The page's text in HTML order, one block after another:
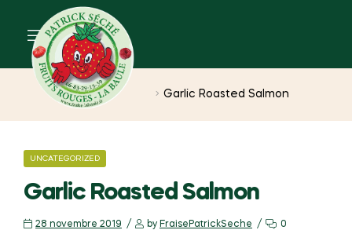
Home Uncategorized Garlic Roasted Salmon
UNCATEGORIZED
Garlic Roasted Salmon
28 novembre 2019 by FraisePatrickSeche 0